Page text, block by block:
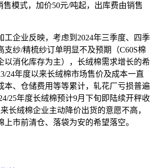
售模式，加价50元/吨起，出库费由销售
企业反映，考虑到2024年三季度、四季
支纱/精梳纱订单明显不及预期（C60S棉
以消化库存为主），长绒棉需求增长的希
24年度以来长绒棉市场售价及成本一直
本、仓储费用等等累计，轧花厂亏损普遍
25年度长绒棉预计9月下旬即陆续开秤收
长绒棉企业主动降价出货的意愿不高，
上市前清仓、落袋为安的希望落空。